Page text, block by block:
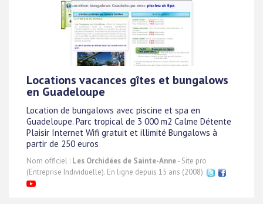
Locations vacances gîtes et bungalows
en Guadeloupe
Location de bungalows avec piscine et spa en
Guadeloupe. Parc tropical de 3 000 m2 Calme Détente
Plaisir Internet Wifi gratuit et illimité Bungalows à
partir de 250 euros
Nom officiel : Les Orchidées de Sainte-Anne- Site pro
(Entreprise Individuelle). En ligne depuis 15 ans (2008).